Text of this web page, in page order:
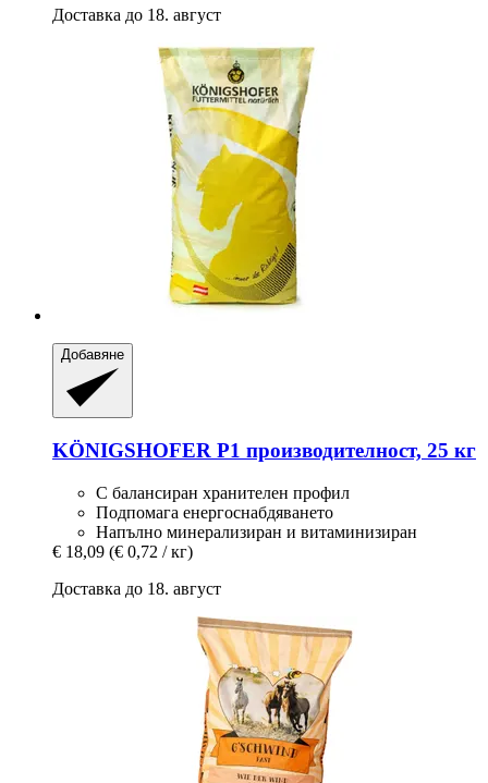
Доставка до 18. август
Добавяне
KÖNIGSHOFER P1 производителност, 25 кг
С балансиран хранителен профил
Подпомага енергоснабдяването
Напълно минерализиран и витаминизиран
€ 18,09 (€ 0,72 / кг)
Доставка до 18. август